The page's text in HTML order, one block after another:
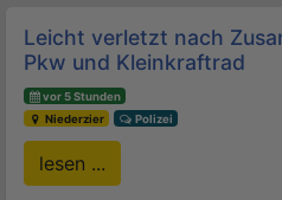
Leicht verletzt nach
Pkw und Kleinkraftrad
vor 5 Stunden
Niederzier
Polizei
lesen ...